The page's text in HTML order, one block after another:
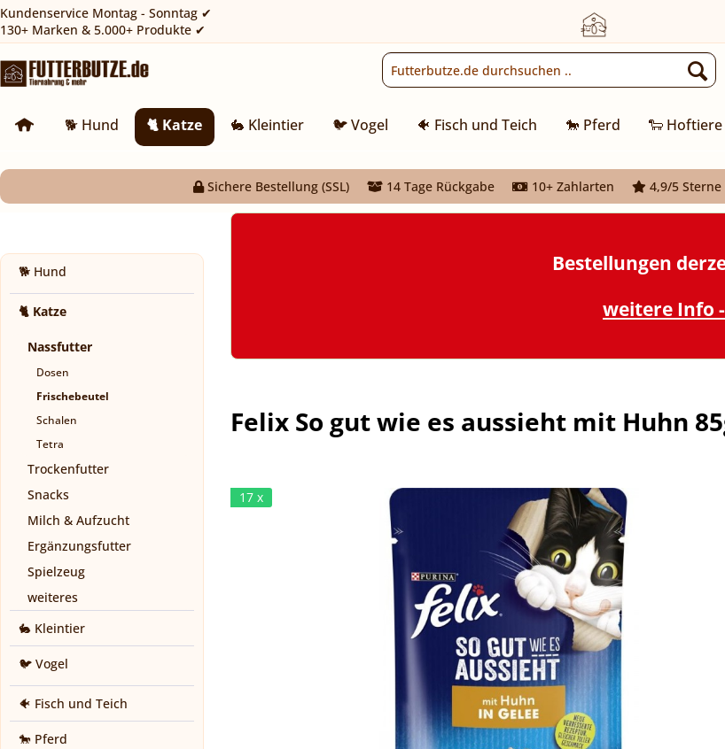
Kundenservice Montag - Sonntag ✔
130+ Marken & 5.000+ Produkte ✔
🐕 Hund 🐈 Katze 🐇 Kleintier 🐦 Vogel 🐠 Fisch und Teich 🐎 Pferd 🐑 Hoftiere
Sichere Bestellung (SSL) 14 Tage Rückgabe 10+ Zahlarten 4,9/5
🐕 Hund
🐈 Katze
Nassfutter
Dosen
Frischebeutel
Schalen
Tetra
Trockenfutter
Snacks
Milch & Aufzucht
Ergänzungsfutter
Spielzeug
weiteres
🐇 Kleintier
🐦 Vogel
🐠 Fisch und Teich
🐎 Pferd
Bestellungen
weitere Info
Felix So gut wie es aussieht mit Huhn
17 x